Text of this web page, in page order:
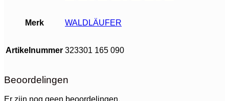
Merk WALDLÄUFER
Artikelnummer 323301 165 090
Beoordelingen